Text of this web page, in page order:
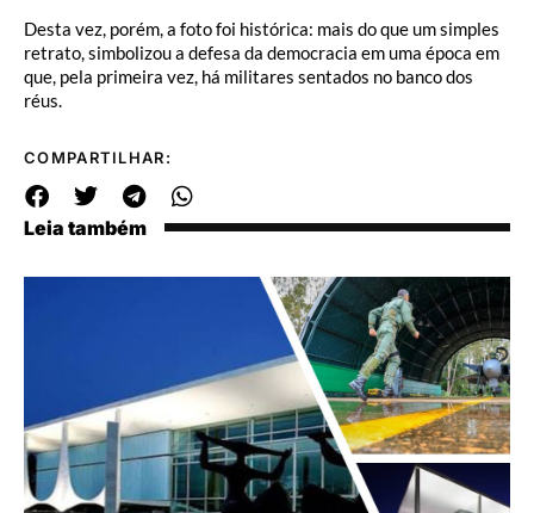
Desta vez, porém, a foto foi histórica: mais do que um simples
retrato, simbolizou a defesa da democracia em uma época em
que, pela primeira vez, há militares sentados no banco dos
réus.
COMPARTILHAR:
Leia também